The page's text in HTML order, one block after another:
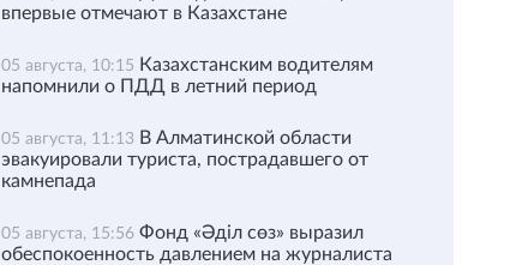
впервые отмечают в Казахстане
05 августа, 10:15 Казахстанским водителям
напомнили о ПДД в летний период
05 августа, 11:13 В Алматинской области
эвакуировали туриста, пострадавшего от
камнепада
05 августа, 15:56 Фонд «Әділ сөз» выразил
обеспокоенность давлением на журналиста